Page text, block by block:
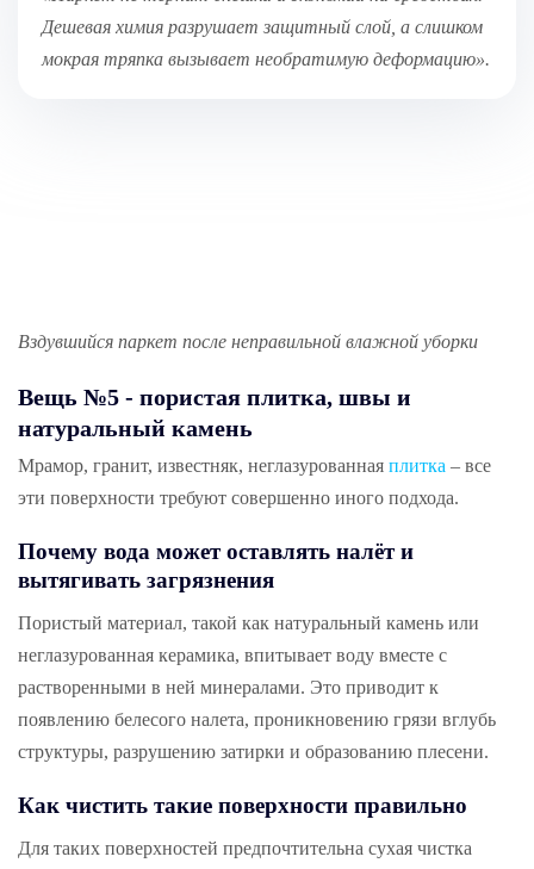
Дешевая химия разрушает защитный слой, а слишком
мокрая тряпка вызывает необратимую деформацию».
Вздувшийся паркет после неправильной влажной уборки
Вещь №5 - пористая плитка, швы и
натуральный камень
Мрамор, гранит, известняк, неглазурованная плитка – все
эти поверхности требуют совершенно иного подхода.
Почему вода может оставлять налёт и
вытягивать загрязнения
Пористый материал, такой как натуральный камень или
неглазурованная керамика, впитывает воду вместе с
растворенными в ней минералами. Это приводит к
появлению белесого налета, проникновению грязи вглубь
структуры, разрушению затирки и образованию плесени.
Как чистить такие поверхности правильно
Для таких поверхностей предпочтительна сухая чистка